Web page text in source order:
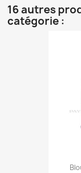
16 autres
catégorie :